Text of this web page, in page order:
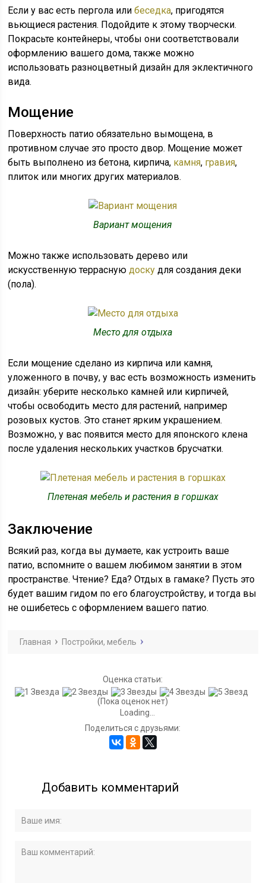
Если у вас есть пергола илибеседка, пригодятся
вьющиеся растения. Подойдите к этому творчески.
Покрасьте контейнеры, чтобы они соответствовали
оформлению вашего дома, также можно
использовать разноцветный дизайн для эклектичного
вида.
Мощение
Поверхность патио обязательно вымощена, в
противном случае это просто двор. Мощение может
быть выполнено из бетона, кирпича, камня, гравия,
плиток или многих других материалов.
Вариант мощения
Можно также использовать дерево или
искусственную терраснуюдоску для создания деки
(пола).
Место для отдыха
Если мощение сделано из кирпича или камня,
уложенного в почву, у вас есть возможность изменить
дизайн: уберите несколько камней или кирпичей,
чтобы освободить место для растений, например
розовых кустов. Это станет ярким украшением.
Возможно, у вас появится место для японского клена
после удаления нескольких участков брусчатки.
Плетеная мебель и растения в горшках
Заключение
Всякий раз, когда вы думаете, как устроить ваше
патио, вспомните о вашем любимом занятии в этом
пространстве. Чтение? Еда? Отдых в гамаке? Пусть это
будет вашим гидом по его благоустройству, и тогда вы
не ошибетесь с оформлением вашего патио.
Главная Постройки, мебель
Оценка статьи:
(Пока оценок нет)
Loading...
Поделиться с друзьями:
Добавить комментарий